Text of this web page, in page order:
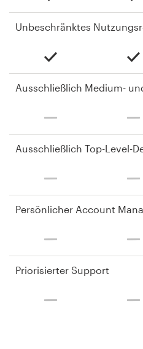
Unbeschränktes
Ausschließlich Medium-
Ausschließlich Top-Level-
Persönlicher Account
Priorisierter Support